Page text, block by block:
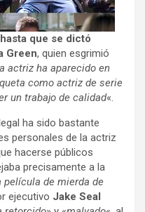
que se dictó
Green, quien esgrimió
actriz ha aparecido en
como actriz de serie
un trabajo de calidad«.
ha sido bastante
personales de la actriz
hacerse públicos
precisamente a la
película de mierda de
ejecutivo Jake Seal